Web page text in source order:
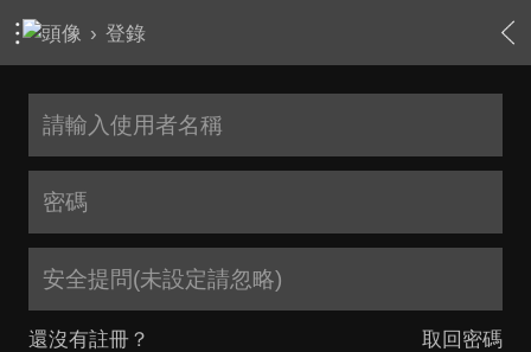
› 登錄
安全提問(未設定請忽略)
還沒有註冊？ 取回密碼